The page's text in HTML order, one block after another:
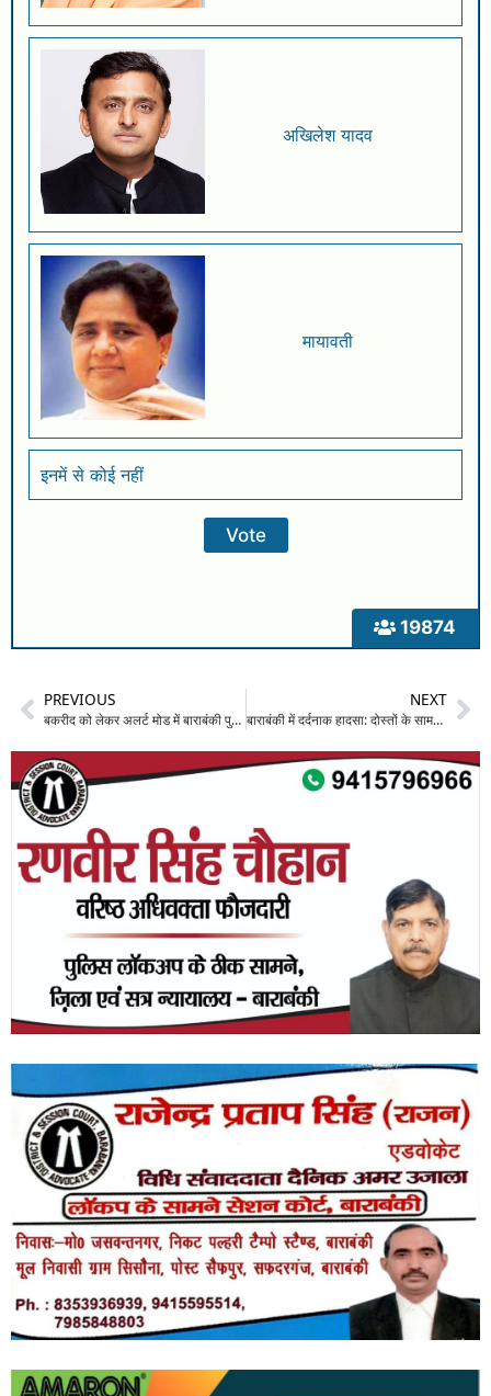
19874
अखिलेश यादव
मायावती
इनमें से कोई नहीं
PREVIOUS
बकरीद को लेकर अलर्ट मोड में बाराबंकी पुलिस: संवेदनशील इलाकों में किया पैदल मार्च, खुले में कुर्बानी न करने की अपील
NEXT
बाराबंकी में दर्दनाक हादसा: दोस्तों के सामने सरयू नदी में समाया युवक, नहाते समय पैर फिसलने से हुआ हादसा; गोताखोरों की मदद से तलाश जारी